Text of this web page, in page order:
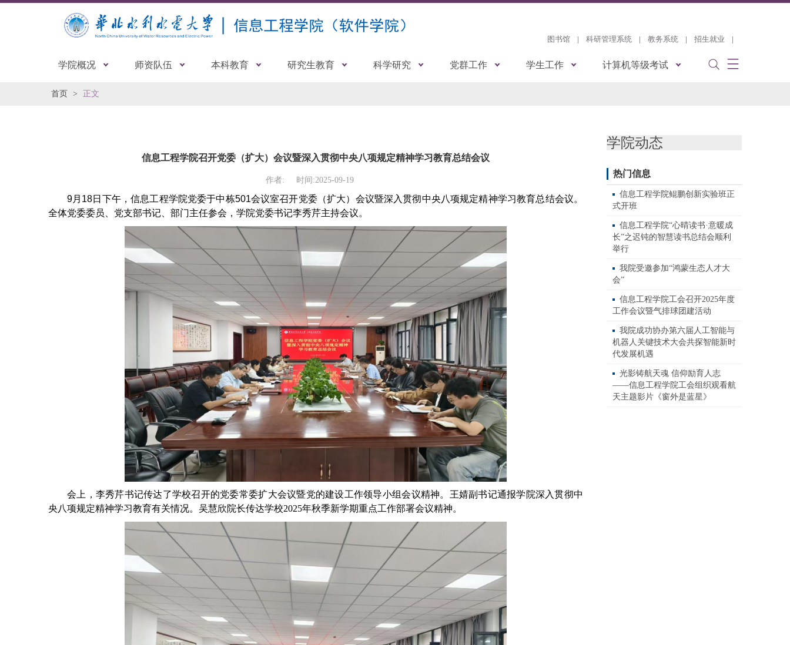
图书馆 | 科研管理系统 | 教务系统 | 招生就业 |
学院概况 师资队伍 本科教育 研究生教育 科学研究 党群工作 学生工作 计算机等级考试
首页 正文
信息工程学院召开党委（扩大）会议暨深入贯彻中央八项规定精神学习教育总结会议
作者: 时间:2025-09-19
9月18日下午，信息工程学院党委于中栋501会议室召开党委（扩大）会议暨深入贯彻中央八项规定精神学习教育总结会议。
全体党委委员、党支部书记、部门主任参会，学院党委书记李秀芹主持会议。
会上，李秀芹书记传达了学校召开的党委常委扩大会议暨党的建设工作领导小组会议精神。王婧副书记通报学院深入贯彻中
央八项规定精神学习教育有关情况。吴慧欣院长传达学校2025年秋季新学期重点工作部署会议精神。
学院动态
热门信息
信息工程学院鲲鹏创新实验班正
式开班
信息工程学院“心晴读书·意暖成
长”之迟钝的智慧读书总结会顺利
举行
我院受邀参加“鸿蒙生态人才大
会”
信息工程学院工会召开2025年度
工作会议暨气排球团建活动
我院成功协办第六届人工智能与
机器人关键技术大会共探智能新时
代发展机遇
光影铸航天魂 信仰励育人志
——信息工程学院工会组织观看航
天主题影片《窗外是蓝星》